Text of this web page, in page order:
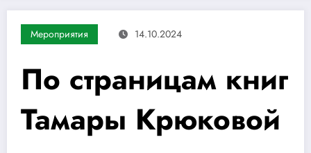
Мероприятия 14.10.2024
По страницам книг
Тамары Крюковой